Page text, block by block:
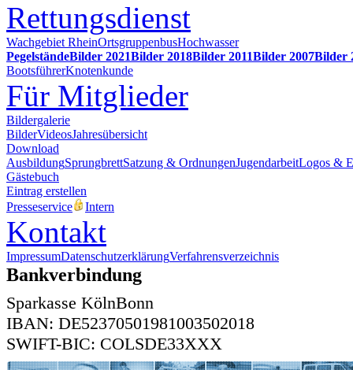
Rettungsdienst
Wachgebiet RheinOrtsgruppenbusHochwasser
PegelständeBilder 2021Bilder 2018Bilder 2011Bilder 2007Bilder
BootsführerKnotenkunde
Für Mitglieder
Bildergalerie
BilderVideosJahresübersicht
Download
AusbildungSprungbrettSatzung & OrdnungenJugendarbeitLogos &
Gästebuch
Eintrag erstellen
Presseservice
Intern
Kontakt
ImpressumDatenschutzerklärungVerfahrensverzeichnis
Bankverbindung
Sparkasse KölnBonn
IBAN: DE52370501981003502018
SWIFT-BIC: COLSDE33XXX